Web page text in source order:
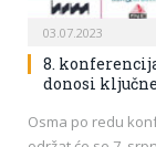
03.07.2023
8.
donosi
Osma po redu